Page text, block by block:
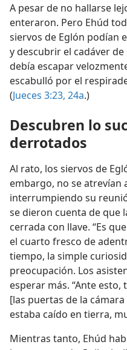
A pesar de no hallarse
enteraron. Pero Ehúd
siervos de Eglón podían
y descubrir el cadáver
debía escapar
escabulló por el
(Jueces 3:23, 24a.)
Descubren lo
derrotados
Al rato, los siervos de
embargo, no se atrevían
interrumpiendo su
se dieron cuenta de que
cerrada con llave. “Es
el cuarto fresco de
tiempo, la simple
preocupación. Los
esperar más. “Ante
[las puertas de la cámara
estaba caído en tierra,
Mientras tanto, Ehúd